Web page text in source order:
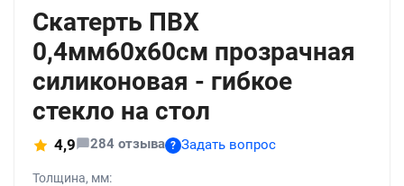
Скатерть ПВХ
0,4мм60x60см прозрачная
силиконовая - гибкое
стекло на стол
4,9 284 отзыва ? Задать вопрос
Толщина, мм: